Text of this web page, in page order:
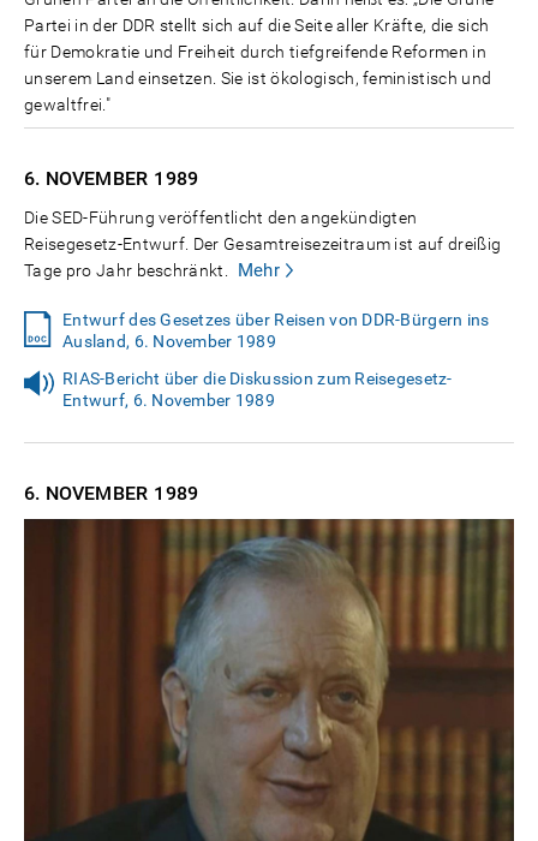
Partei in der DDR stellt sich auf die Seite aller Kräfte, die sich
für Demokratie und Freiheit durch tiefgreifende Reformen in
unserem Land einsetzen. Sie ist ökologisch, feministisch und
gewaltfrei."
6. NOVEMBER 1989
Die SED-Führung veröffentlicht den angekündigten
Reisegesetz-Entwurf. Der Gesamtreisezeitraum ist auf dreißig
Tage pro Jahr beschränkt.
Mehr
Entwurf des Gesetzes über Reisen von DDR-Bürgern ins
Ausland, 6. November 1989
RIAS-Bericht über die Diskussion zum Reisegesetz-
Entwurf, 6. November 1989
6. NOVEMBER 1989